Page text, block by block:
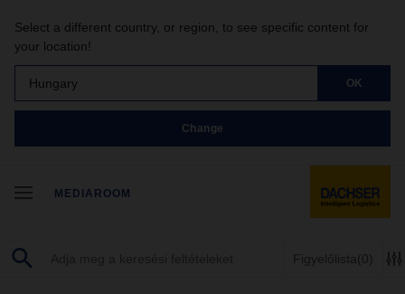
Select a different country, or region, to see specific content for
your location!
Hungary OK
Change
MEDIAROOM
Figyelőlista (0)